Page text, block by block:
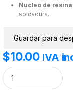
Núcleo de
soldadura.
Guardar para
$10.00 IVA
Estaño Con Núcleo de